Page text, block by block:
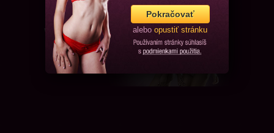
Pokračovať
alebo opustiť stránku